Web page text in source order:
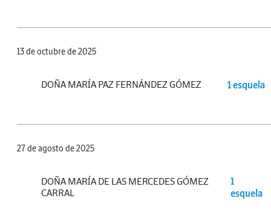
13 de octubre de 2025
DOÑA MARÍA PAZ FERNÁNDEZ GÓMEZ 1 esquela
27 de agosto de 2025
DOÑA MARÍA DE LAS MERCEDES GÓMEZ
CARRAL
1
esquela